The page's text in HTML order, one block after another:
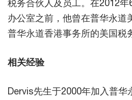
税务合伙人及员工。在2012
办公室之前，他曾在普华永道
普华永道香港事务所的美国税
相关经验
Dervis先生于2000年加入普华